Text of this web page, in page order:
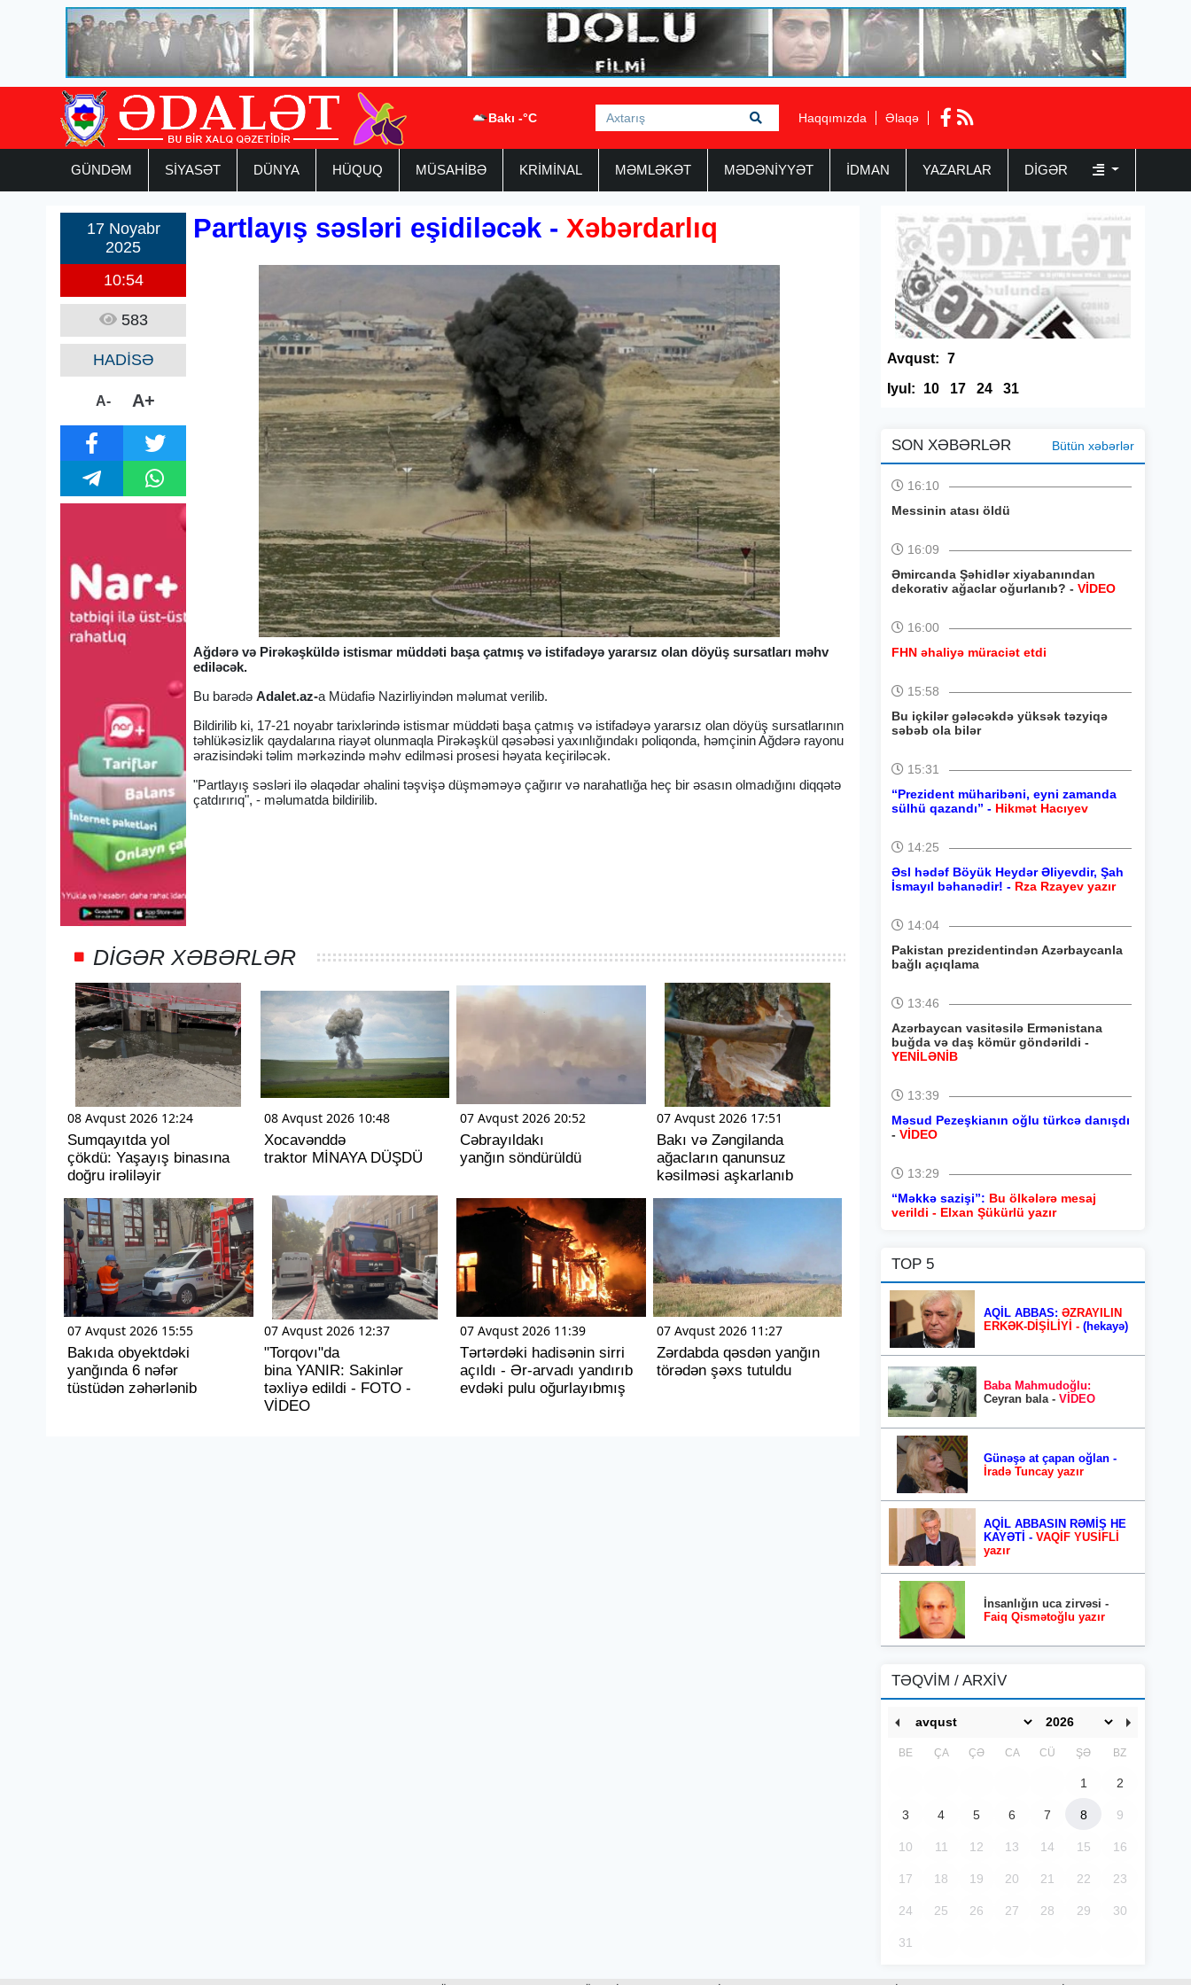
Bakı -°C Haqqımızda Əlaqə
GÜNDƏM SİYASƏT DÜNYA HÜQUQ MÜSAHİBƏ KRİMİNAL MƏMLƏKƏT MƏDƏNİYYƏT İDMAN YAZARLAR DIGƏR
17 Noyabr
2025
10:54
583
HADİSƏ
A- A+
Partlayış səsləri eşidiləcək -Xəbərdarlıq
Ağdərə və Pirəkəşküldə istismar müddəti başa çatmış və istifadəyə yararsız olan döyüş sursatları məhv
ediləcək.
Bu barədəAdalet.az-a Müdafiə Nazirliyindən məlumat verilib.
Bildirilib ki, 17-21 noyabr tarixlərində istismar müddəti başa çatmış və istifadəyə yararsız olan döyüş sursatlarının
təhlükəsizlik qaydalarına riayət olunmaqla Pirəkəşkül qəsəbəsi yaxınlığındakı poliqonda, həmçinin Ağdərə rayonu
ərazisindəki təlim mərkəzində məhv edilməsi prosesi həyata keçiriləcək.
"Partlayış səsləri ilə əlaqədar əhalini təşvişə düşməməyə çağırır və narahatlığa heç bir əsasın olmadığını diqqətə
çatdırırıq", - məlumatda bildirilib.
DIGƏR XƏBƏRLƏR
08 Avqust 2026 12:24
Sumqayıtda yol
çökdü: Yaşayış binasına
doğru irəliləyir
08 Avqust 2026 10:48
Xocavənddə
traktor MİNAYA DÜŞDÜ
07 Avqust 2026 20:52
Cəbrayıldakı
yanğın söndürüldü
07 Avqust 2026 17:51
Bakı və Zəngilanda
ağacların qanunsuz
kəsilməsi aşkarlanıb
07 Avqust 2026 15:55
Bakıda obyektdəki
yanğında 6 nəfər
tüstüdən zəhərlənib
07 Avqust 2026 12:37
"Torqovı"da
bina YANIR: Sakinlər
təxliyə edildi - FOTO -
VİDEO
07 Avqust 2026 11:39
Tərtərdəki hadisənin sirri
açıldı - Ər-arvadı yandırıb
evdəki pulu oğurlayıbmış
07 Avqust 2026 11:27
Zərdabda qəsdən yanğın
törədən şəxs tutuldu
Avqust: 7
Iyul:
10 17 24 31
SON XƏBƏRLƏR Bütün xəbərlər
16:10
Messinin atası öldü
16:09
Əmircanda Şəhidlər xiyabanından
dekorativ ağaclar oğurlanıb? - VİDEO
16:00
FHN əhaliyə müraciət etdi
15:58
Bu içkilər gələcəkdə yüksək təzyiqə
səbəb ola bilər
15:31
“Prezident müharibəni, eyni zamanda
sülhü qazandı” - Hikmət Hacıyev
14:25
Əsl hədəf Böyük Heydər Əliyevdir, Şah
İsmayıl bəhanədir! - Rza Rzayev yazır
14:04
Pakistan prezidentindən Azərbaycanla
bağlı açıqlama
13:46
Azərbaycan vasitəsilə Ermənistana
buğda və daş kömür göndərildi -
YENİLƏNİB
13:39
Məsud Pezeşkianın oğlu türkcə danışdı
- VİDEO
13:29
“Məkkə sazişi”: Bu ölkələrə mesaj
verildi - Elxan Şükürlü yazır
TOP 5
AQİL ABBAS: ƏZRAYILIN
ERKƏK-DİŞİLİYİ - (hekayə)
Baba Mahmudoğlu:
Ceyran bala - VİDEO
Günəşə at çapan oğlan -
İradə Tuncay yazır
AQİL ABBASIN RƏMİŞ HE
KAYƏTİ - VAQİF YUSİFLİ
yazır
İnsanlığın uca zirvəsi -
Faiq Qismətoğlu yazır
TƏQVİM / ARXİV
BE ÇA ÇƏ CA CÜ ŞƏ BZ
1 2
3 4 5 6 7 8 9
10 11 12 13 14 15 16
17 18 19 20 21 22 23
24 25 26 27 28 29 30
31